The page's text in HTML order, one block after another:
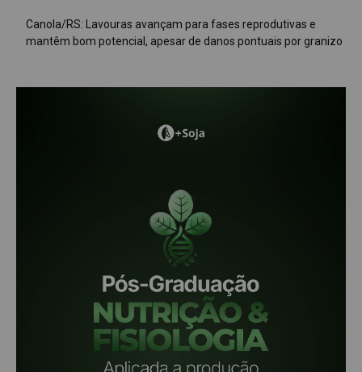
Canola/RS: Lavouras avançam para fases reprodutivas e
mantêm bom potencial, apesar de danos pontuais por granizo